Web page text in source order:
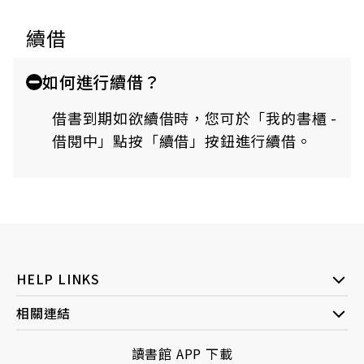
續借
如何進行續借？
借書到期如欲續借時，您可於「我的書櫃 -
借閱中」點按「續借」按鈕進行續借。
HELP LINKS
相關連結
讀書館 APP 下載